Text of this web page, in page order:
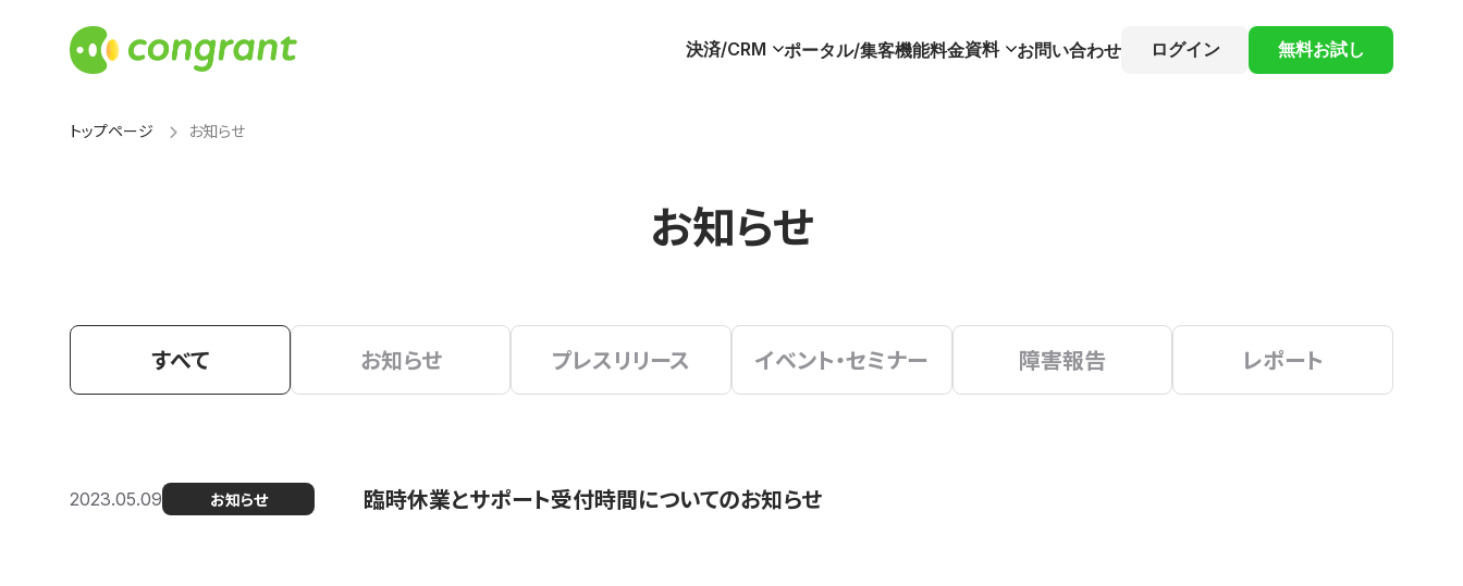
決済/CRM ポータル/集客機能料金資料 お問い合わせ ログイン 無料お試し
トップページ お知らせ
お知らせ
すべて お知らせ プレスリリース イベント・セミナー 障害報告 レポート
2023.05.09 お知らせ 臨時休業とサポート受付時間についてのお知らせ